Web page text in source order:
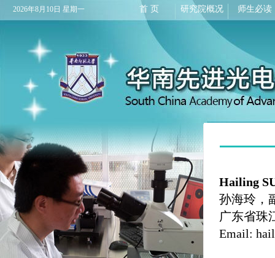
2026年8月10日 星期一 首 页 研究院概况 师生必读
Hailing
孙海玲，
广东省珠
Email: